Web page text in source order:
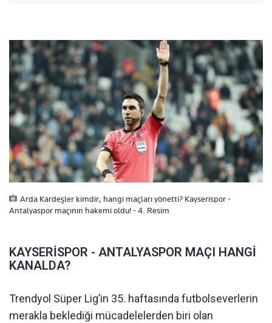
Arda Kardeşler kimdir, hangi maçları yönetti? Kayserispor -
Antalyaspor maçının hakemi oldu! - 4. Resim
KAYSERİSPOR - ANTALYASPOR MAÇI HANGİ
KANALDA?
Trendyol Süper Lig’in 35. haftasında futbolseverlerin
merakla beklediği mücadelelerden biri olan